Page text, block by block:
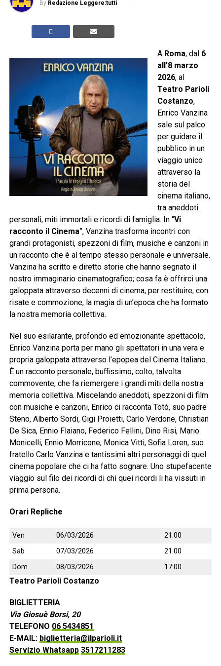
By Redazione Leggere:tutti
A Roma, dal 6
all’8 marzo
2026, al
Teatro Parioli
Costanzo,
Enrico Vanzina
sale sul palco
per guidare il
pubblico in un
viaggio unico
attraverso la
storia del
cinema italiano,
tra aneddoti
personali, miti immortali e ricordi di famiglia. In “Vi
racconto il Cinema”, Vanzina trasforma incontri con
grandi protagonisti, spezzoni di film, musiche e canzoni in
un racconto che è al tempo stesso personale e universale.
Vanzina ha scritto e diretto storie che hanno segnato il
nostro immaginario cinematografico; cosa fa è offrirci una
galoppata attraverso decenni di cinema, per restituire, con
risate e commozione, la magia di un’epoca che ha formato
la nostra memoria collettiva.
Nel suo esilarante, profondo ed emozionante spettacolo,
Enrico Vanzina porta per mano gli spettatori in una vera e
propria galoppata attraverso l’epopea del Cinema Italiano.
È un racconto personale, buffissimo, colto, talvolta
commovente, che fa riemergere i grandi miti della nostra
memoria collettiva. Miscelando aneddoti, spezzoni di film
con musiche e canzoni, Enrico ci racconta Totò, suo padre
Steno, Alberto Sordi, Gigi Proietti, Carlo Verdone, Christian
De Sica, Ennio Flaiano, Federico Fellini, Dino Risi, Mario
Monicelli, Ennio Morricone, Monica Vitti, Sofia Loren, suo
fratello Carlo Vanzina e tantissimi altri personaggi di quel
cinema popolare che ci ha fatto sognare. Uno stupefacente
viaggio sul filo dei ricordi di chi quei ricordi li ha vissuti in
prima persona.
Orari Repliche
Ven 06/03/2026
21:00
Sab
07/03/2026
21:00
Dom
08/03/2026 17:00
Teatro Parioli Costanzo
BIGLIETTERIA
Via Giosuè Borsi, 20
TELEFONO 06 5434851
E-MAIL: biglietteria@ilparioli.it
Servizio Whatsapp 3517211283